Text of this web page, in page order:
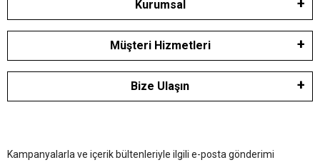
Kurumsal
Müşteri Hizmetleri
Bize Ulaşın
Kampanyalarla ve içerik bültenleriyle ilgili e-posta gönderimi